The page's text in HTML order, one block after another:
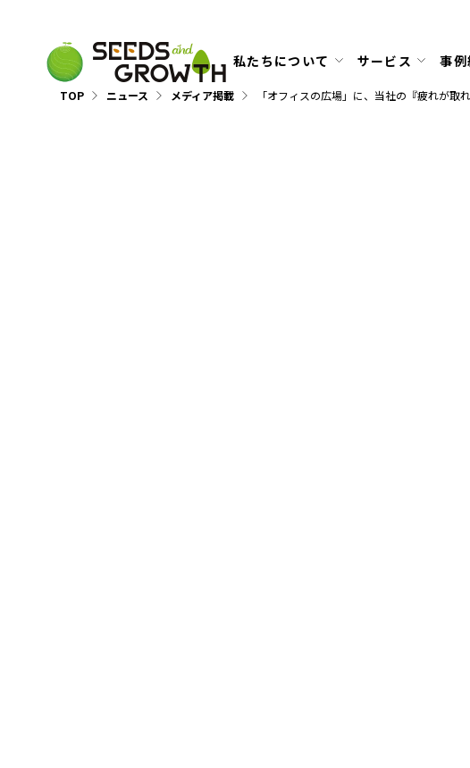
私たちについて サービス 事例
TOP ニュース メディア掲載 「オフィスの広場」に、当社の『疲れが取